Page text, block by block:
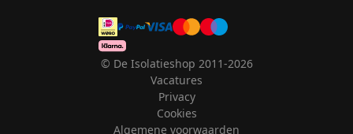
© De Isolatieshop 2011-2026
Vacatures
Privacy
Cookies
Algemene voorwaarden